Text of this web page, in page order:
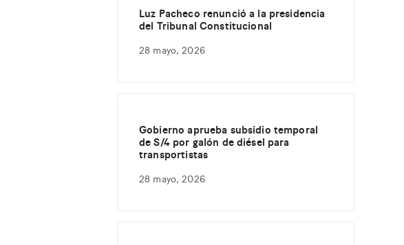
Luz Pacheco renunció a la presidencia
del Tribunal Constitucional
28 mayo, 2026
Gobierno aprueba subsidio temporal
de S/4 por galón de diésel para
transportistas
28 mayo, 2026